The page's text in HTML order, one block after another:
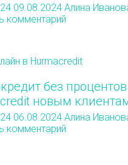
09.08.2024 Алина
комментарий
без процентов
новым
06.08.2024 Алина
комментарий